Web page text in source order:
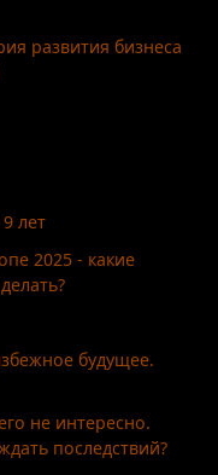
развития бизнеса
лет
2025 - какие
будущее.
не интересно.
последствий?